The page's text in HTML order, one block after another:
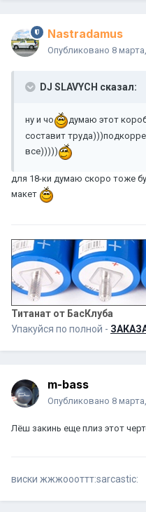
Nastradamus
Опубликовано 8
DJ SLAVYCH сказал:
ну и чо
думаю этот
составит
все)))))
для 18-ки думаю скоро тоже
макет
Титанат от БасКлуба
Упакуйся по полной -
m-bass
Опубликовано 8
Лёш закинь еще плиз этот
виски жжжоооттт:sarcastic: